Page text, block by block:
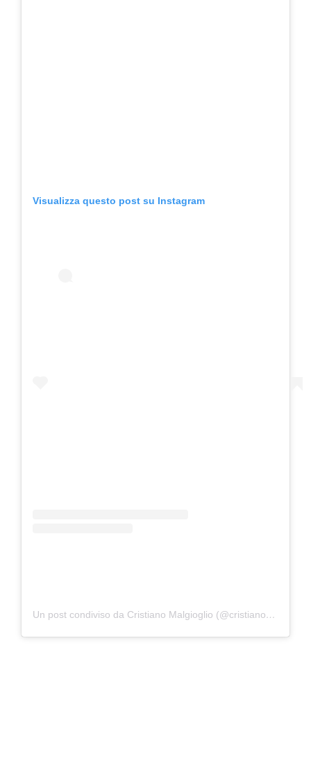
Visualizza questo post su Instagram
Un post condiviso da Cristiano Malgioglio (@cristianomalgioglioreal)